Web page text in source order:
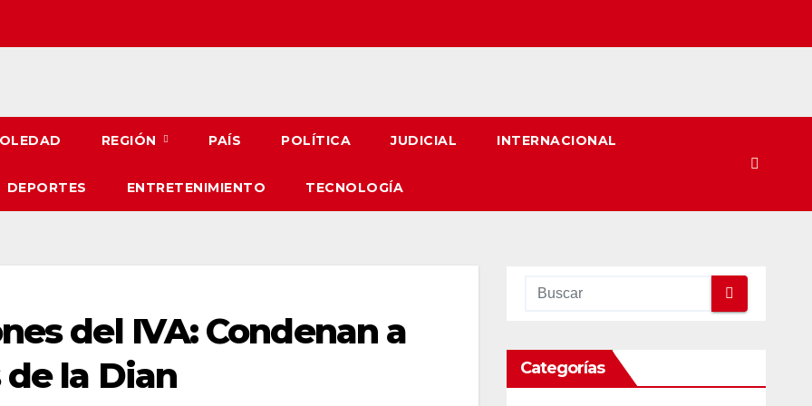
REGIÓN PAÍS POLÍTICA JUDICIAL INTERNACIONAL
DEPORTES ENTRETENIMIENTO TECNOLOGÍA
del IVA: Condenan a
la Dian
Categorías